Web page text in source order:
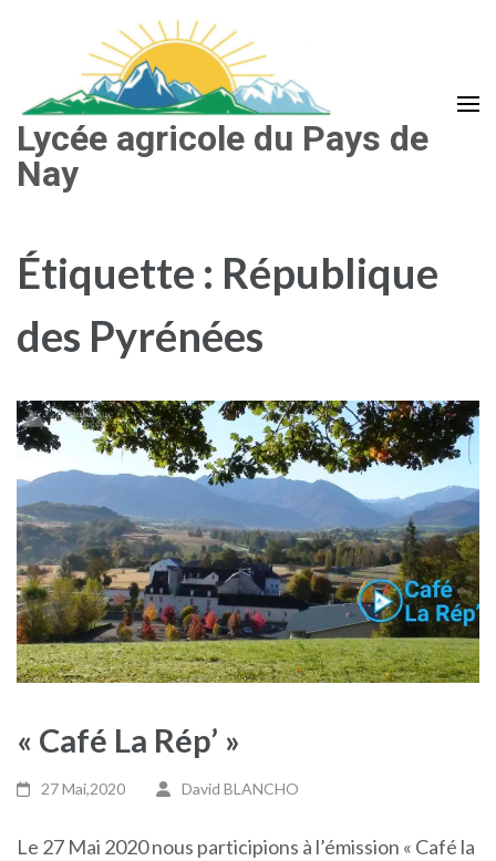
(Pressez
Entrée)
Lycée agricole du Pays de
Nay
Étiquette : République
des Pyrénées
« Café La Rép’ »
27 Mai,2020 David BLANCHO
Le 27 Mai 2020 nous participions à l’émission « Café la